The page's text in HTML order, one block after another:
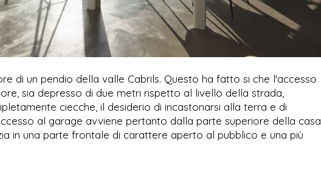
di un pendio della valle Cabrils. Questo ha fatto si che l'accesso
sia depresso di due metri rispetto al livello della strada,
ciecche, il desiderio di incastonarsi alla terra e di
al garage avviene pertanto dalla parte superiore della casa
in una parte frontale di carattere aperto al pubblico e una più